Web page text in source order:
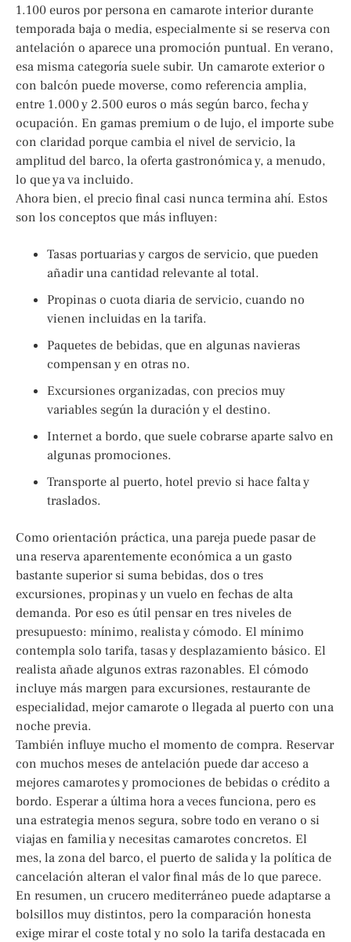
1.100 euros por persona en camarote interior durante
temporada baja o media, especialmente si se reserva con
antelación o aparece una promoción puntual. En verano,
esa misma categoría suele subir. Un camarote exterior o
con balcón puede moverse, como referencia amplia,
entre 1.000 y 2.500 euros o más según barco, fecha y
ocupación. En gamas premium o de lujo, el importe sube
con claridad porque cambia el nivel de servicio, la
amplitud del barco, la oferta gastronómica y, a menudo,
lo que ya va incluido.
Ahora bien, el precio final casi nunca termina ahí. Estos
son los conceptos que más influyen:
Tasas portuarias y cargos de servicio, que pueden
añadir una cantidad relevante al total.
Propinas o cuota diaria de servicio, cuando no
vienen incluidas en la tarifa.
Paquetes de bebidas, que en algunas navieras
compensan y en otras no.
Excursiones organizadas, con precios muy
variables según la duración y el destino.
Internet a bordo, que suele cobrarse aparte salvo en
algunas promociones.
Transporte al puerto, hotel previo si hace falta y
traslados.
Como orientación práctica, una pareja puede pasar de
una reserva aparentemente económica a un gasto
bastante superior si suma bebidas, dos o tres
excursiones, propinas y un vuelo en fechas de alta
demanda. Por eso es útil pensar en tres niveles de
presupuesto: mínimo, realista y cómodo. El mínimo
contempla solo tarifa, tasas y desplazamiento básico. El
realista añade algunos extras razonables. El cómodo
incluye más margen para excursiones, restaurante de
especialidad, mejor camarote o llegada al puerto con una
noche previa.
También influye mucho el momento de compra. Reservar
con muchos meses de antelación puede dar acceso a
mejores camarotes y promociones de bebidas o crédito a
bordo. Esperar a última hora a veces funciona, pero es
una estrategia menos segura, sobre todo en verano o si
viajas en familia y necesitas camarotes concretos. El
mes, la zona del barco, el puerto de salida y la política de
cancelación alteran el valor final más de lo que parece.
En resumen, un crucero mediterráneo puede adaptarse a
bolsillos muy distintos, pero la comparación honesta
exige mirar el coste total y no solo la tarifa destacada en